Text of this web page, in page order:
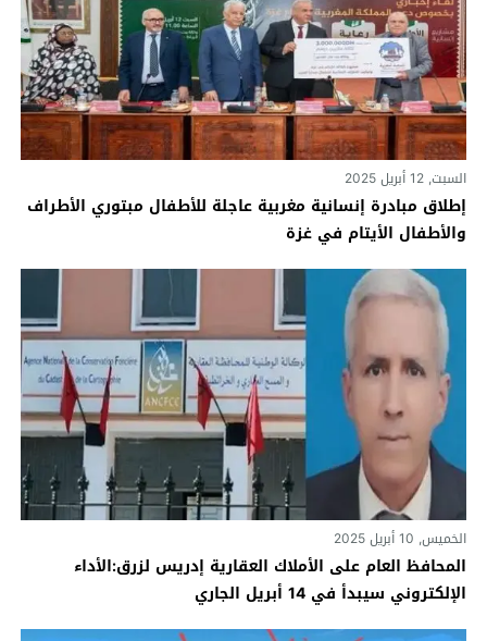
السبت, 12 أبريل 2025
إطلاق مبادرة إنسانية مغربية عاجلة للأطفال مبتوري الأطراف
والأطفال الأيتام في غزة
الخميس, 10 أبريل 2025
المحافظ العام على الأملاك العقارية إدريس لزرق:الأداء
الإلكتروني سيبدأ في 14 أبريل الجاري